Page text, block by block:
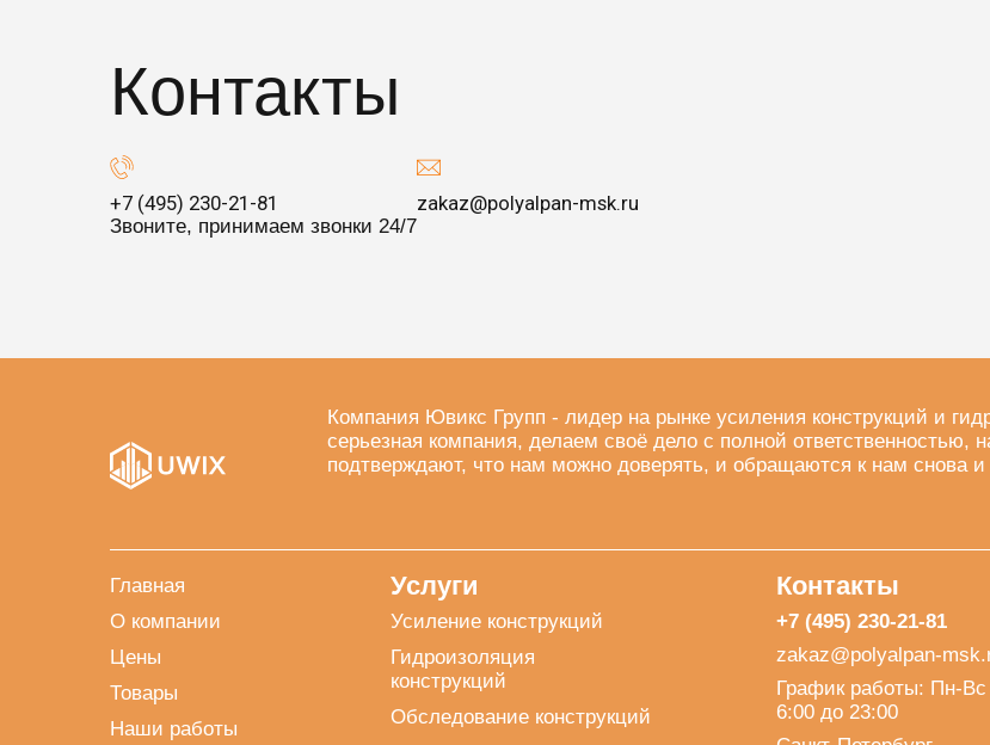
Контакты
+7 (495) 230-21-81
Звоните, принимаем звонки 24/7
zakaz@polyalpan-msk.ru
Компания Ювикс Групп - лидер на рынке усиления конструкций и
серьезная компания, делаем своё дело с полной ответственностью,
подтверждают, что нам можно доверять, и обращаются к нам снова и
Главная
О компании
Цены
Товары
Наши работы
Услуги
Усиление конструкций
Гидроизоляция
конструкций
Обследование конструкций
Контакты
+7 (495) 230-21-81
zakaz@polyalpan-
График работы: Пн-Вс
6:00 до 23:00